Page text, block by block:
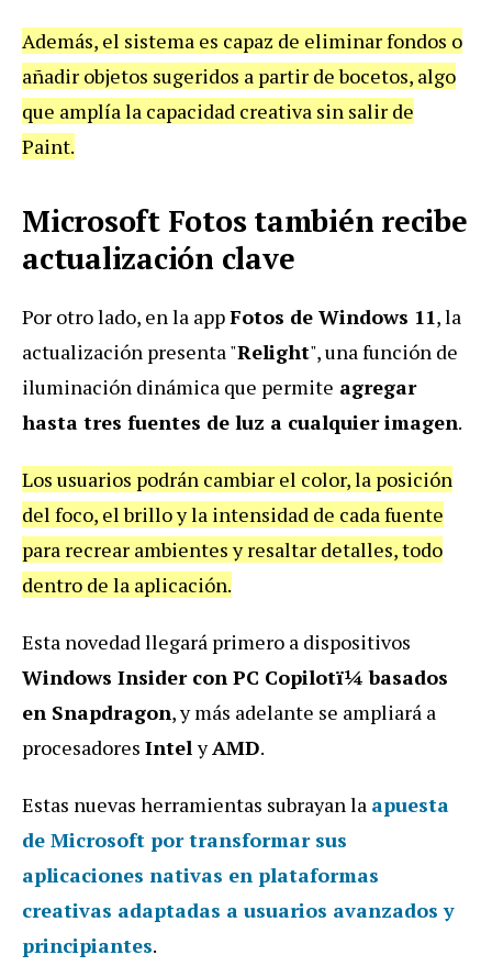
Además, el sistema es capaz de eliminar fondos o
añadir objetos sugeridos a partir de bocetos, algo
que amplía la capacidad creativa sin salir de
Paint.
Microsoft Fotos también recibe
actualización clave
Por otro lado, en la appFotos de Windows 11, la
actualización presenta "Relight", una función de
iluminación dinámica que permite agregar
hasta tres fuentes de luz a cualquier imagen.
Los usuarios podrán cambiar el color, la posición
del foco, el brillo y la intensidad de cada fuente
para recrear ambientes y resaltar detalles, todo
dentro de la aplicación.
Esta novedad llegará primero a dispositivos
Windows Insider con PC Copilotï¼ basados
en Snapdragon, y más adelante se ampliará a
procesadores IntelyAMD.
Estas nuevas herramientas subrayan la apuesta
de Microsoft por transformar sus
aplicaciones nativas en plataformas
creativas adaptadas a usuarios avanzados y
principiantes.